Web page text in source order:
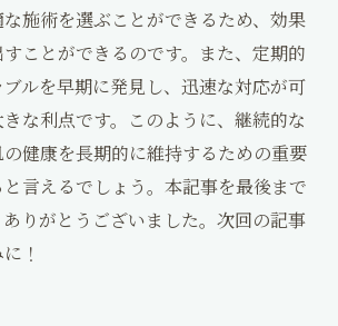
施術を選ぶことができるため、効果
ことができるのです。また、定期的
ルを早期に発見し、迅速な対応が可
な利点です。このように、継続的な
健康を長期的に維持するための重要
言えるでしょう。本記事を最後まで
りがとうございました。次回の記事
！